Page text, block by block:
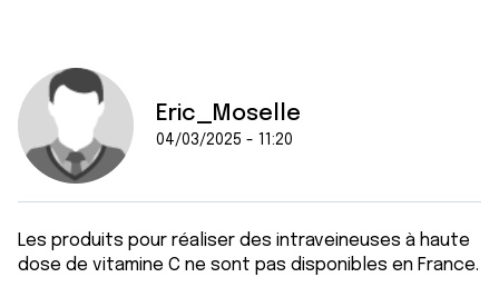
Eric_Moselle
04/03/2025 - 11:20
Les produits pour réaliser des intraveineuses à haute
dose de vitamine C ne sont pas disponibles en France.